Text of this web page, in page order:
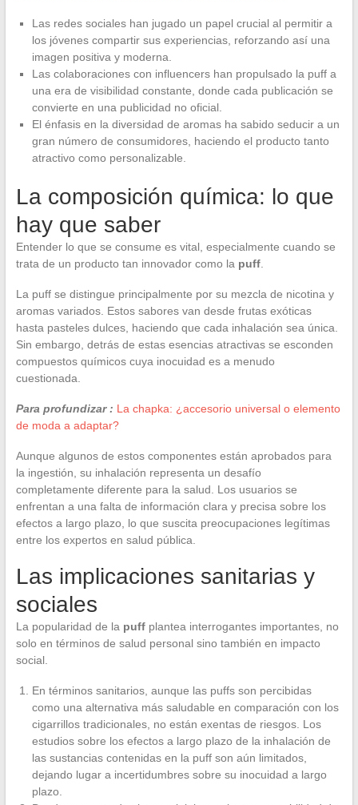
Las redes sociales han jugado un papel crucial al permitir a
los jóvenes compartir sus experiencias, reforzando así una
imagen positiva y moderna.
Las colaboraciones con influencers han propulsado la puff a
una era de visibilidad constante, donde cada publicación se
convierte en una publicidad no oficial.
El énfasis en la diversidad de aromas ha sabido seducir a un
gran número de consumidores, haciendo el producto tanto
atractivo como personalizable.
La composición química: lo que
hay que saber
Entender lo que se consume es vital, especialmente cuando se
trata de un producto tan innovador como la puff.
La puff se distingue principalmente por su mezcla de nicotina y
aromas variados. Estos sabores van desde frutas exóticas
hasta pasteles dulces, haciendo que cada inhalación sea única.
Sin embargo, detrás de estas esencias atractivas se esconden
compuestos químicos cuya inocuidad es a menudo
cuestionada.
Para profundizar : La chapka: ¿accesorio universal o elemento
de moda a adaptar?
Aunque algunos de estos componentes están aprobados para
la ingestión, su inhalación representa un desafío
completamente diferente para la salud. Los usuarios se
enfrentan a una falta de información clara y precisa sobre los
efectos a largo plazo, lo que suscita preocupaciones legítimas
entre los expertos en salud pública.
Las implicaciones sanitarias y
sociales
La popularidad de la puffplantea interrogantes importantes, no
solo en términos de salud personal sino también en impacto
social.
En términos sanitarios, aunque las puffs son percibidas
como una alternativa más saludable en comparación con los
cigarrillos tradicionales, no están exentas de riesgos. Los
estudios sobre los efectos a largo plazo de la inhalación de
las sustancias contenidas en la puff son aún limitados,
dejando lugar a incertidumbres sobre su inocuidad a largo
plazo.